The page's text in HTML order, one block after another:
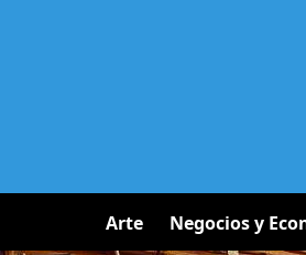
Arte Negocios y